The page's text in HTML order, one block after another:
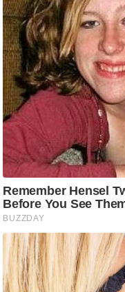
म
.
आ
र
.
आ
ई
चा
य
प
र
मी
क्षा
ध